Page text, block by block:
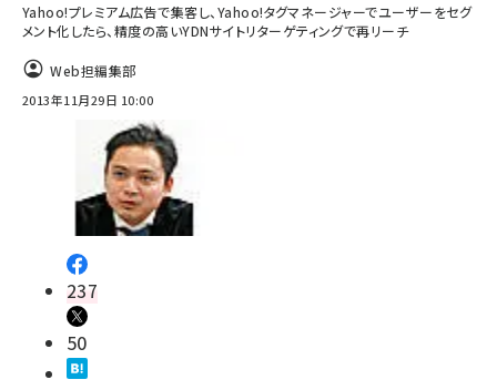
Yahoo!プレミアム広告で集客し、Yahoo!タグマネージャーでユーザーをセグ
メント化したら、精度の高いYDNサイトリターゲティングで再リーチ
Web担編集部
2013年11月29日 10:00
237
50